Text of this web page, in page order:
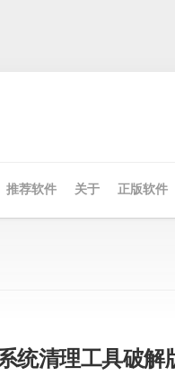
推荐软件 关于 正版软件
统清理工具破解